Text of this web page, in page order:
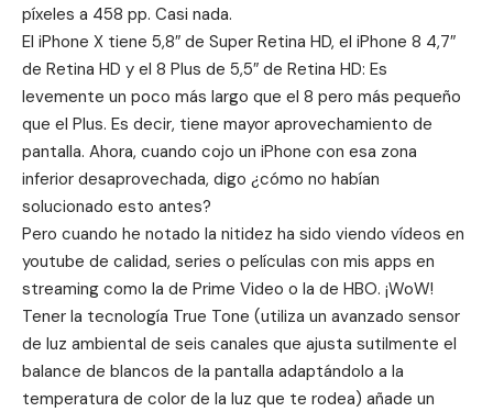
píxeles a 458 pp. Casi nada.
El iPhone X tiene 5,8″ de Super Retina HD, el iPhone 8 4,7″
de Retina HD y el 8 Plus de 5,5″ de Retina HD: Es
levemente un poco más largo que el 8 pero más pequeño
que el Plus. Es decir, tiene mayor aprovechamiento de
pantalla. Ahora, cuando cojo un iPhone con esa zona
inferior desaprovechada, digo ¿cómo no habían
solucionado esto antes?
Pero cuando he notado la nitidez ha sido viendo vídeos en
youtube de calidad, series o películas con mis apps en
streaming como la de Prime Video o la de HBO. ¡WoW!
Tener la tecnología True Tone (utiliza un avanzado sensor
de luz ambiental de seis canales que ajusta sutilmente el
balance de blancos de la pantalla adaptándolo a la
temperatura de color de la luz que te rodea) añade un